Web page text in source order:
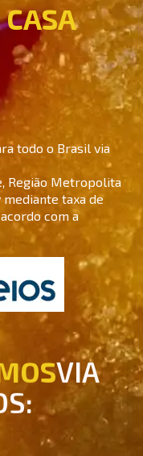
todo o Brasil via
Região Metropolita
mediante taxa de
com a
VIA